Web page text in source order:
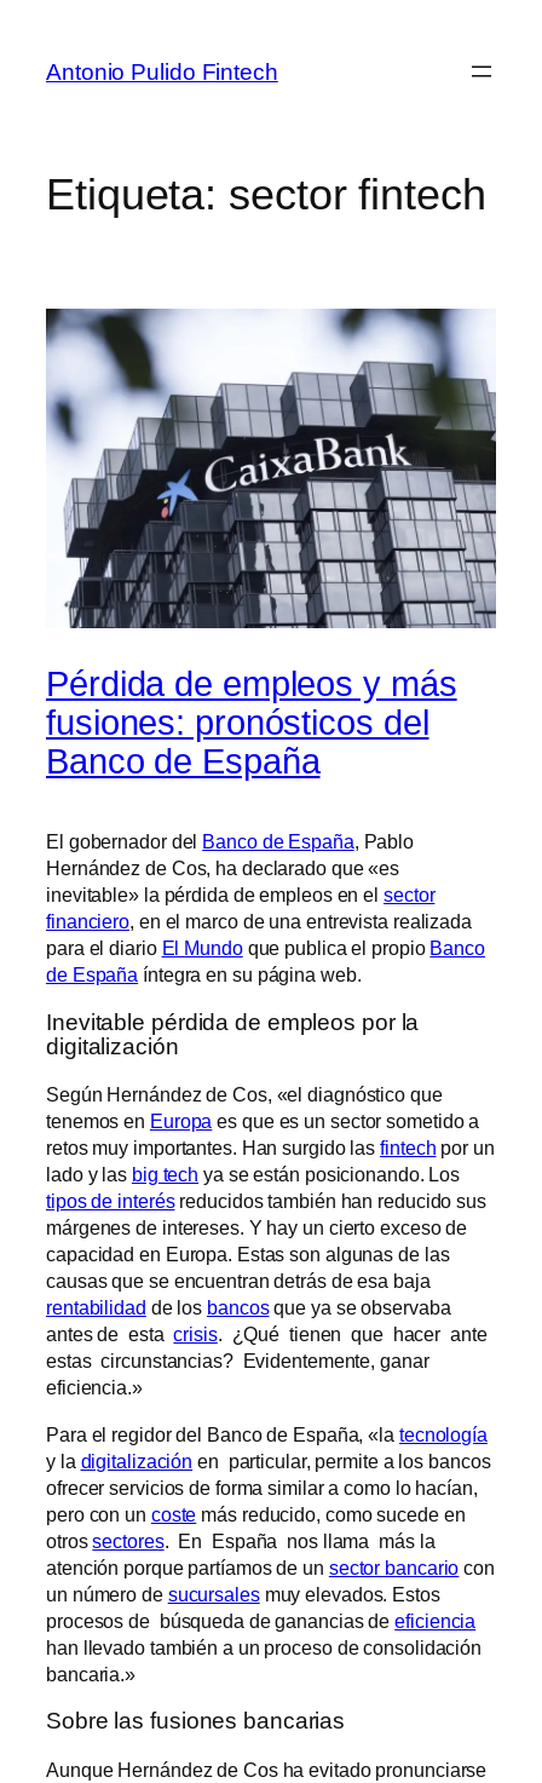
Antonio Pulido Fintech
Etiqueta: sector fintech
Pérdida de empleos y más
fusiones: pronósticos del
Banco de España
El gobernador del Banco de España, Pablo
Hernández de Cos, ha declarado que «es
inevitable» la pérdida de empleos en el sector
financiero, en el marco de una entrevista realizada
para el diario El Mundoque publica el propio Banco
de España íntegra en su página web.
Inevitable pérdida de empleos por la
digitalización
Según Hernández de Cos, «el diagnóstico que
tenemos en Europa es que es un sector sometido a
retos muy importantes. Han surgido lasfintech por un
lado y las big tech ya se están posicionando. Los
tipos de interésreducidos también han reducido sus
márgenes de intereses. Y hay un cierto exceso de
capacidad en Europa. Estas son algunas de las
causas que se encuentran detrás de esa baja
rentabilidad de los bancosque ya se observaba
antes de estacrisis. ¿Qué tienen que hacer ante
estas circunstancias? Evidentemente, ganar
eficiencia.»
Para el regidor del Banco de España, «la tecnología
y la digitalización en particular, permite a los bancos
ofrecer servicios de forma similar a como lo hacían,
pero con un coste más reducido, como sucede en
otrossectores. En España nos llama más la
atención porque partíamos de un sector bancario con
un número de sucursalesmuy elevados. Estos
procesos de búsqueda de ganancias deeficiencia
han llevado también a un proceso de consolidación
bancaria.»
Sobre las fusiones bancarias
Aunque Hernández de Cos ha evitado pronunciarse